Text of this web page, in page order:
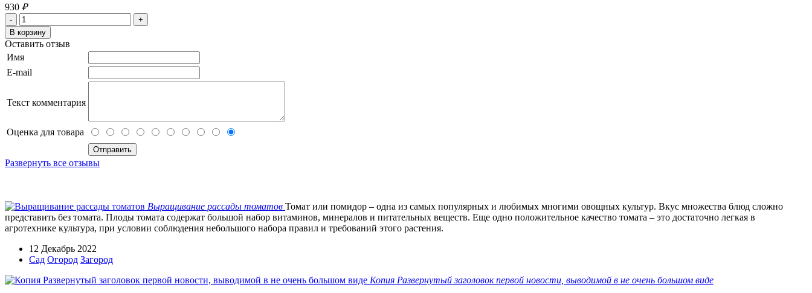
930 ₽
Оставить отзыв
Имя
E-mail
Текст комментария
Оценка для товара
Развернуть все отзывы
Выращивание рассады томатов Томат или помидор – одна из самых популярных и любимых многими овощных культур. Вкус множества блюд сложно
представить без томата. Плоды томата содержат большой набор витаминов, минералов и питательных веществ. Еще одно положительное качество томата – это достаточно легкая в
агротехнике культура, при условии соблюдения небольшого набора правил и требований этого растения.
12 Декабрь 2022
Сад Огород Загород
Копия Развернутый заголовок первой новости, выводимой в не очень большом виде